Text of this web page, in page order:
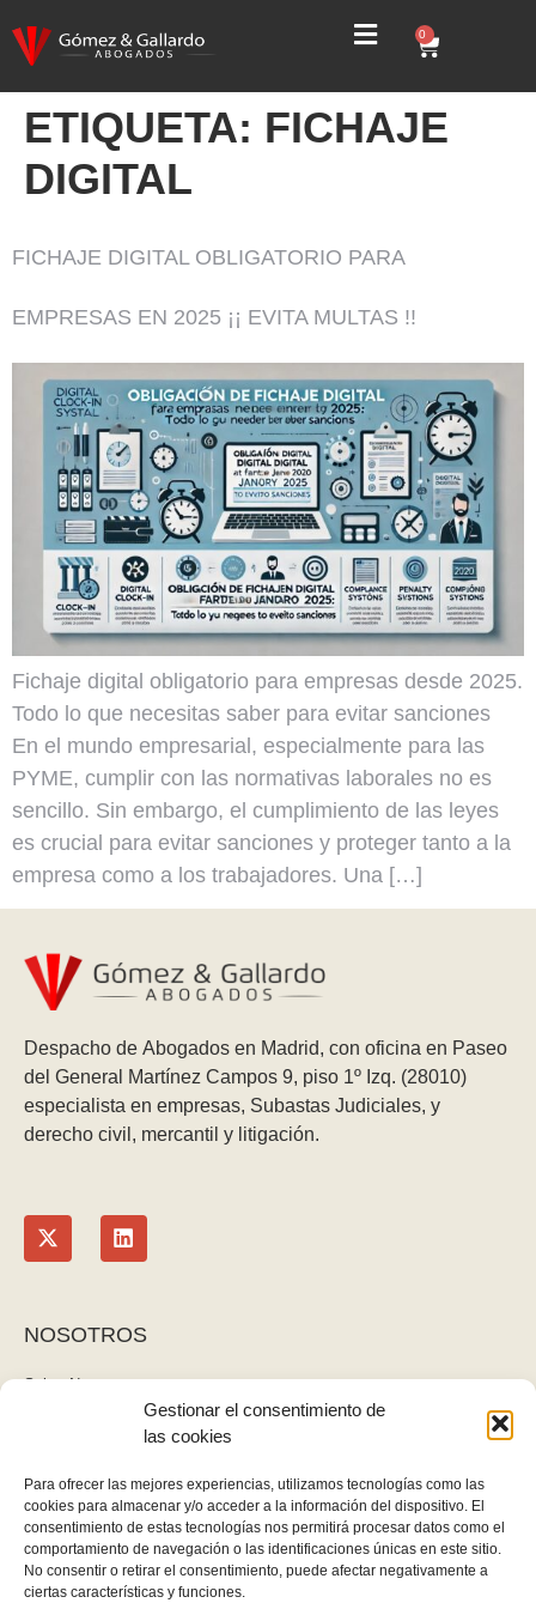
Gestionar el consentimiento de
las cookies
Para ofrecer las mejores experiencias, utilizamos tecnologías como las
cookies para almacenar y/o acceder a la información del dispositivo. El
consentimiento de estas tecnologías nos permitirá procesar datos como el
comportamiento de navegación o las identificaciones únicas en este sitio.
No consentir o retirar el consentimiento, puede afectar negativamente a
ciertas características y funciones.
0
ETIQUETA: FICHAJE
DIGITAL
FICHAJE DIGITAL OBLIGATORIO PARA
EMPRESAS EN 2025 ¡¡ EVITA MULTAS !!
Fichaje digital obligatorio para empresas desde 2025.
Todo lo que necesitas saber para evitar sanciones
En el mundo empresarial, especialmente para las
PYME, cumplir con las normativas laborales no es
sencillo. Sin embargo, el cumplimiento de las leyes
es crucial para evitar sanciones y proteger tanto a la
empresa como a los trabajadores. Una […]
Despacho de Abogados en Madrid, con oficina en Paseo
del General Martínez Campos 9, piso 1º Izq. (28010)
especialista en empresas, Subastas Judiciales, y
derecho civil, mercantil y litigación.
NOSOTROS
Sobre Nosotros
Política de privacidad
Aviso legal y cookies
Derecho de desistimiento